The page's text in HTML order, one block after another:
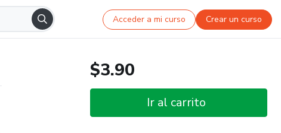
Acceder a mi curso Crear un curso
$3.90
Ir al carrito